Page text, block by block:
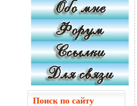
Поиск по сайту